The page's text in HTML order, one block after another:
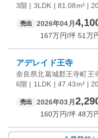
3階 | 3LDK | 81.08m² |
売出 2026年04月
167万円/坪 51 万
アデレイド王寺
奈良県北葛城郡王寺町王
6階 | 1LDK | 47.43m² |
売出 2026年03月
160万円/坪 48万